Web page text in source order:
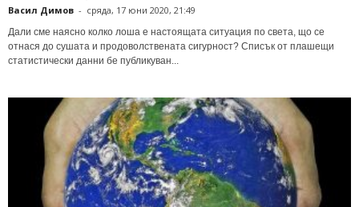
Васил Димов - сряда, 17 юни 2020, 21:49
Дали сме наясно колко лоша е настоящата ситуация по света, що се
отнася до сушата и продоволствената сигурност? Списък от плашещи
статистически данни бе публикуван...